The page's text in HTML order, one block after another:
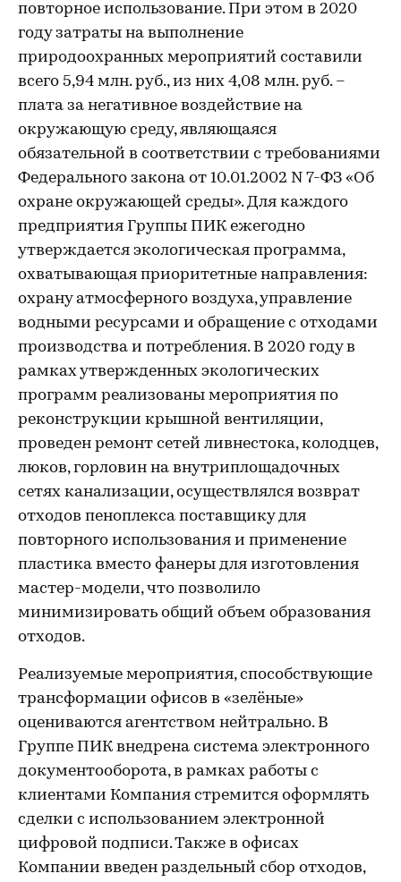
повторное использование. При этом в 2020
году затраты на выполнение
природоохранных мероприятий составили
всего 5,94 млн. руб., из них 4,08 млн. руб. –
плата за негативное воздействие на
окружающую среду, являющаяся
обязательной в соответствии с требованиями
Федерального закона от 10.01.2002 N 7-ФЗ «Об
охране окружающей среды». Для каждого
предприятия Группы ПИК ежегодно
утверждается экологическая программа,
охватывающая приоритетные направления:
охрану атмосферного воздуха, управление
водными ресурсами и обращение с отходами
производства и потребления. В 2020 году в
рамках утвержденных экологических
программ реализованы мероприятия по
реконструкции крышной вентиляции,
проведен ремонт сетей ливнестока, колодцев,
люков, горловин на внутриплощадочных
сетях канализации, осуществлялся возврат
отходов пеноплекса поставщику для
повторного использования и применение
пластика вместо фанеры для изготовления
мастер-модели, что позволило
минимизировать общий объем образования
отходов.
Реализуемые мероприятия, способствующие
трансформации офисов в «зелёные»
оцениваются агентством нейтрально. В
Группе ПИК внедрена система электронного
документооборота, в рамках работы с
клиентами Компания стремится оформлять
сделки с использованием электронной
цифровой подписи. Также в офисах
Компании введен раздельный сбор отходов,